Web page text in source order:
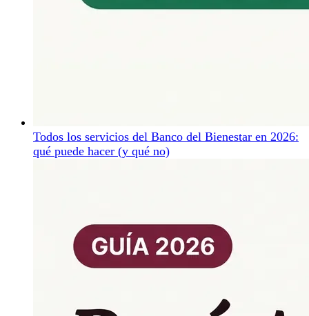
Todos los servicios del Banco del Bienestar en 2026:
qué puede hacer (y qué no)